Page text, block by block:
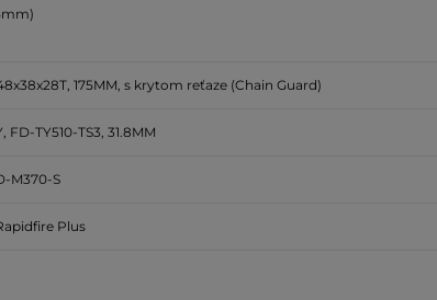
175MM, s krytom reťaze (Chain Guard)
FD-TY510-TS3, 31.8MM
M370-S
Plus